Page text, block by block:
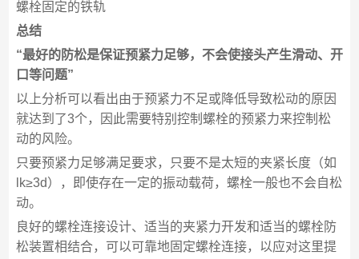
螺栓固定的铁轨
总结
“最好的防松是保证预紧力足够，不会使接头产生滑动、开
口等问题”
以上分析可以看出由于预紧力不足或降低导致松动的原因
就达到了3个，因此需要特别控制螺栓的预紧力来控制松
动的风险。
只要预紧力足够满足要求，只要不是太短的夹紧长度（如
lk≥3d），即使存在一定的振动载荷，螺栓一般也不会自松
动。
良好的螺栓连接设计、适当的夹紧力开发和适当的螺栓防
松装置相结合，可以可靠地固定螺栓连接，以应对这里提